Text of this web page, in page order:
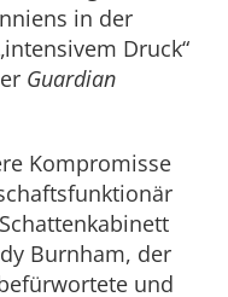
in der
Druck“
Guardian
Kompromisse
Burnham, der
und